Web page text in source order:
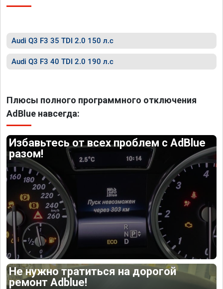
Audi Q3 F3 35 TDI 2.0 150 л.с
Audi Q3 F3 40 TDI 2.0 190 л.с
Плюсы полного программного отключения
AdBlue навсегда:
Избавьтесь от всех проблем с AdBlue
разом!
Не нужно тратиться на дорогой
ремонт Adblue!